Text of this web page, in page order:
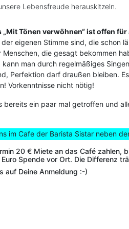
Lebensfreude herauskitzeln.
„Mit Tönen verwöhnen“ ist offen
eigenen Stimme sind, die schon
Menschen, die gesagt bekommen
man durch regelmäßiges
Perfektion darf draußen bleiben.
Vorkenntnisse nicht nötig!
bereits ein paar mal getroffen und
im Cafe der Barista Sistar neben
20 € Miete an das Café zahlen,
Spende vor Ort. Die Differenz
auf Deine Anmeldung :-)